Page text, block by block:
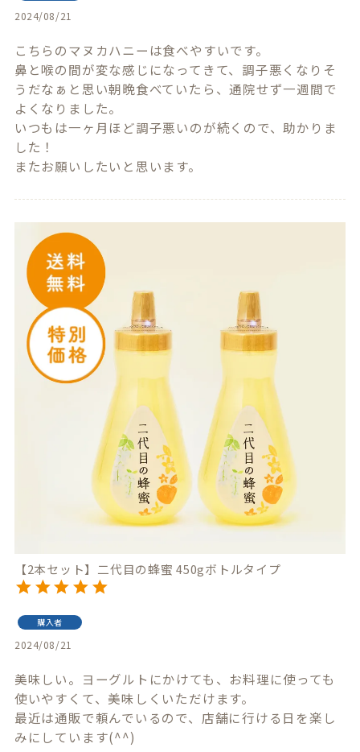
2024/08/21
こちらのマヌカハニーは食べやすいです。
鼻と喉の間が変な感じになってきて、調子悪くなりそ
うだなぁと思い朝晩食べていたら、通院せず一週間で
よくなりました。
いつもは一ヶ月ほど調子悪いのが続くので、助かりま
した！
またお願いしたいと思います。
【2本セット】二代目の蜂蜜 450gボトルタイプ
購入者
2024/08/21
美味しい。ヨーグルトにかけても、お料理に使っても
使いやすくて、美味しくいただけます。
最近は通販で頼んでいるので、店舗に行ける日を楽し
みにしています(^^)